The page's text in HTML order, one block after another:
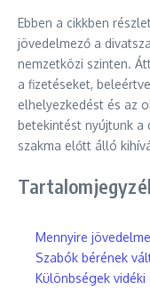
Ebben a cikkben
jövedelmező a
nemzetközi szinten.
a fizetéseket,
elhelyezkedést és az
betekintést nyújtunk a
szakma előtt álló
Mennyire
Szabók bérének
Különbségek